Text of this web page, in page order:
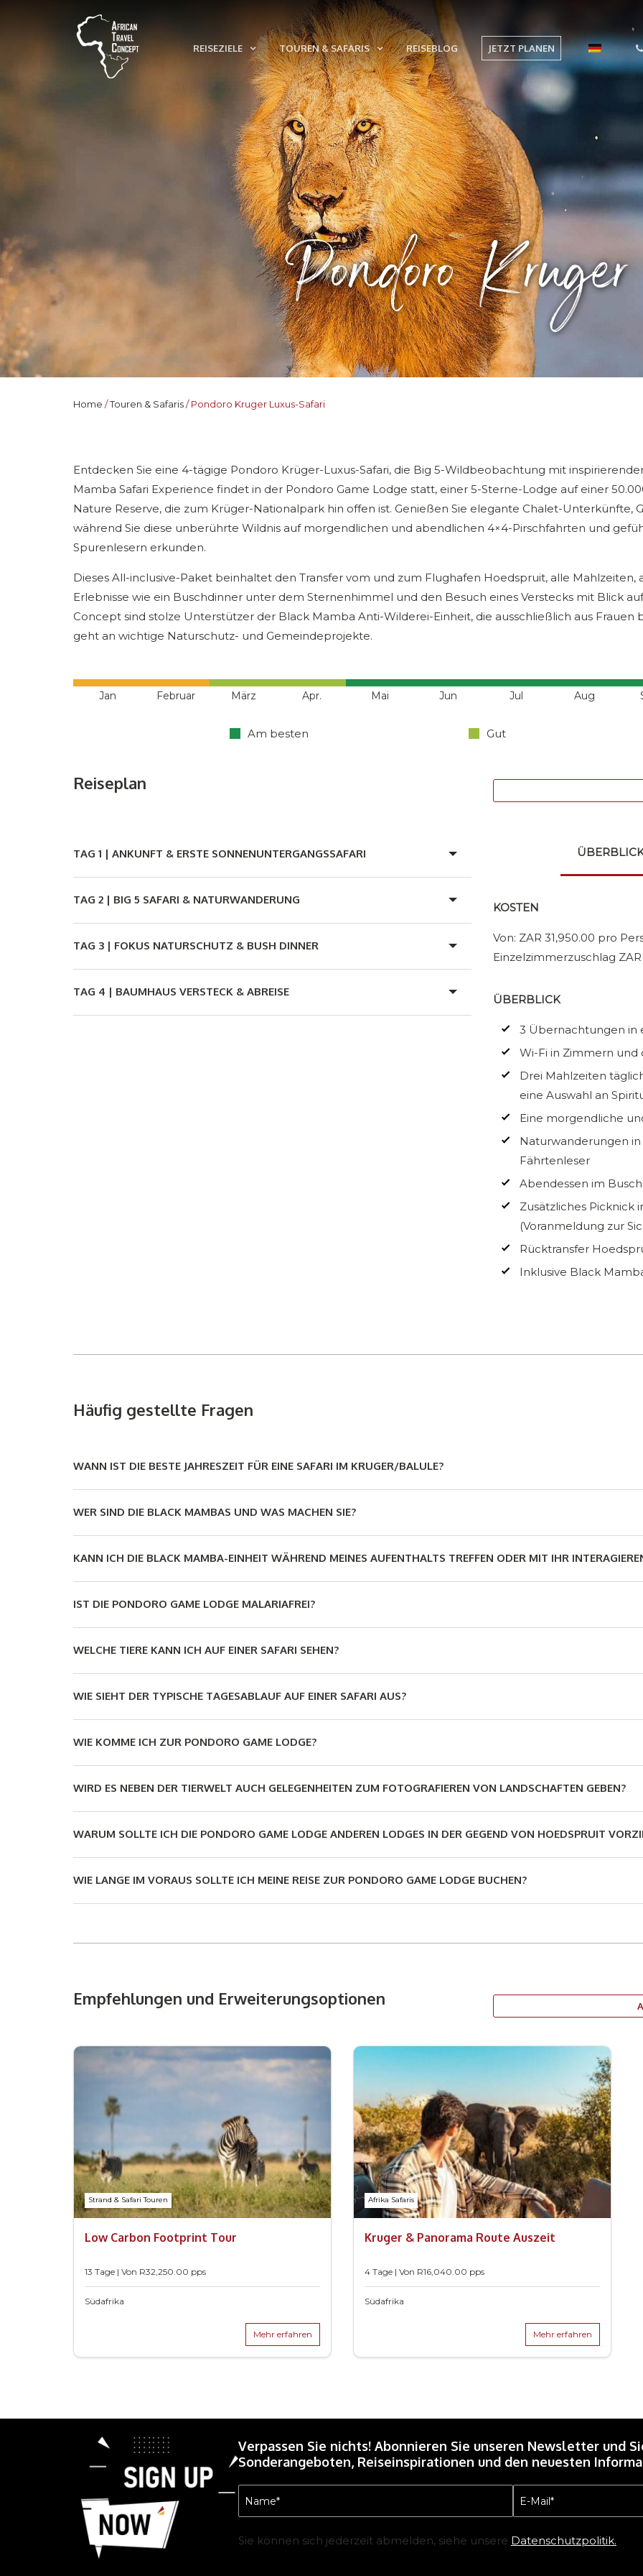
REISEZIELE TOUREN & SAFARIS REISEBLOG JETZT PLANEN
Pondoro
Home Touren & Safaris Pondoro Kruger Luxus-Safari
Entdecken Sie eine 4-tägige Pondoro Krüger-Luxus-Safari, die Big 5-Wildbeobachtung mit
Mamba Safari Experience findet in der Pondoro Game Lodge statt, einer 5-Sterne-Lodge auf einer
Nature Reserve, die zum Krüger-Nationalpark hin offen ist. Genießen Sie elegante Chalet-Unterkünfte,
während Sie diese unberührte Wildnis auf morgendlichen und abendlichen 4×4-Pirschfahrten und
Spurenlesern erkunden.
Dieses All-inclusive-Paket beinhaltet den Transfer vom und zum Flughafen Hoedspruit, alle
Erlebnisse wie ein Buschdinner unter dem Sternenhimmel und den Besuch eines Verstecks mit Blick
Concept sind stolze Unterstützer der Black Mamba Anti-Wilderei-Einheit, die ausschließlich aus
geht an wichtige Naturschutz- und Gemeindeprojekte.
Jan Februar März Apr. Mai Jun Jul Aug
Am besten Gut
Reiseplan
TAG 1 | ANKUNFT & ERSTE SONNENUNTERGANGSSAFARI
TAG 2 | BIG 5 SAFARI & NATURWANDERUNG
TAG 3 | FOKUS NATURSCHUTZ & BUSH DINNER
TAG 4 | BAUMHAUS VERSTECK & ABREISE
KOSTEN
Von: ZAR 31,950.00 pro
Einzelzimmerzuschlag ZAR
ÜBERBLICK
3 Übernachtungen in
Wi-Fi in Zimmern
Drei Mahlzeiten
eine Auswahl an
Eine morgendliche
Naturwanderungen
Fährtenleser
Abendessen im
Zusätzliches Picknick
(Voranmeldung zur
Rücktransfer
Inklusive Black
Häufig gestellte Fragen
WANN IST DIE BESTE JAHRESZEIT FÜR EINE SAFARI IM KRUGER/BALULE?
WER SIND DIE BLACK MAMBAS UND WAS MACHEN SIE?
KANN ICH DIE BLACK MAMBA-EINHEIT WÄHREND MEINES AUFENTHALTS TREFFEN ODER MIT IHR
IST DIE PONDORO GAME LODGE MALARIAFREI?
WELCHE TIERE KANN ICH AUF EINER SAFARI SEHEN?
WIE SIEHT DER TYPISCHE TAGESABLAUF AUF EINER SAFARI AUS?
WIE KOMME ICH ZUR PONDORO GAME LODGE?
WIRD ES NEBEN DER TIERWELT AUCH GELEGENHEITEN ZUM FOTOGRAFIEREN VON LANDSCHAFTEN GEBEN?
WARUM SOLLTE ICH DIE PONDORO GAME LODGE ANDEREN LODGES IN DER GEGEND VON HOEDSPRUIT
WIE LANGE IM VORAUS SOLLTE ICH MEINE REISE ZUR PONDORO GAME LODGE BUCHEN?
Empfehlungen und Erweiterungsoptionen
Strand & Safari Touren
Low Carbon Footprint Tour
13 Tage | Von R32,250.00 pps
Südafrika
Mehr erfahren
Afrika Safaris
Kruger & Panorama Route Auszeit
4 Tage | Von R16,040.00 pps
Südafrika
Mehr erfahren
Verpassen Sie nichts! Abonnieren Sie unseren Newsletter und
Sonderangeboten, Reiseinspirationen und den neuesten
Name
(erforderlich)
E-
Mail
Sie können sich jederzeit abmelden, siehe unsere Datenschutzpolitik.